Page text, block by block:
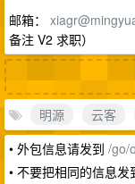
邮箱：
备注 V2 求职）
明源 云客
• 外包信息请发到 /go/
• 不要把相同的信息发